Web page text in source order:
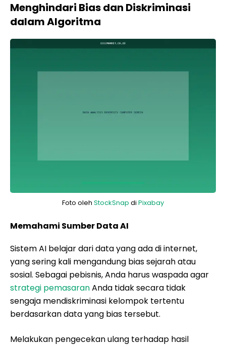
Menghindari Bias dan Diskriminasi
dalam Algoritma
Foto oleh StockSnap di Pixabay
Memahami Sumber Data AI
Sistem AI belajar dari data yang ada di internet,
yang sering kali mengandung bias sejarah atau
sosial. Sebagai pebisnis, Anda harus waspada agar
strategi pemasaranAnda tidak secara tidak
sengaja mendiskriminasi kelompok tertentu
berdasarkan data yang bias tersebut.
Melakukan pengecekan ulang terhadap hasil